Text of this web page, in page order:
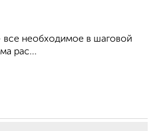
все необходимое в шаговой
рас...